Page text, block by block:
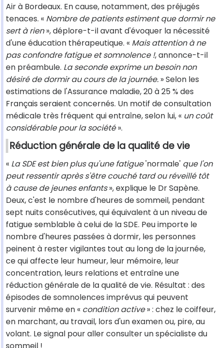
Air à Bordeaux. En cause, notamment, des préjugés
tenaces. « Nombre de patients estiment que dormir ne
sert à rien», déplore-t-il avant d'évoquer la nécessité
d'une éducation thérapeutique. « Mais attention à ne
pas confondre fatigue et somnolence !, annonce-t-il
en préambule. La seconde exprime un besoin non
désiré de dormir au cours de la journée. » Selon les
estimations de l'Assurance maladie, 20 à 25 % des
Français seraient concernés. Un motif de consultation
médicale très fréquent qui entraîne, selon lui, « un coût
considérable pour la société».
Réduction générale de la qualité de vie
« La SDE est bien plus qu'une fatigue'normale' que l'on
peut ressentir après s'être couché tard ou réveillé tôt
à cause de jeunes enfants», explique le Dr Sapène.
Deux, c'est le nombre d'heures de sommeil, pendant
sept nuits consécutives, qui équivalent à un niveau de
fatigue semblable à celui de la SDE. Peu importe le
nombre d'heures passées à dormir, les personnes
peinent à rester vigilantes tout au long de la journée,
ce qui affecte leur humeur, leur mémoire, leur
concentration, leurs relations et entraîne une
réduction générale de la qualité de vie. Résultat : des
épisodes de somnolences imprévus qui peuvent
survenir même en « condition active» : chez le coiffeur,
en marchant, au travail, lors d'un examen ou, pire, au
volant. Le signal pour aller consulter un spécialiste du